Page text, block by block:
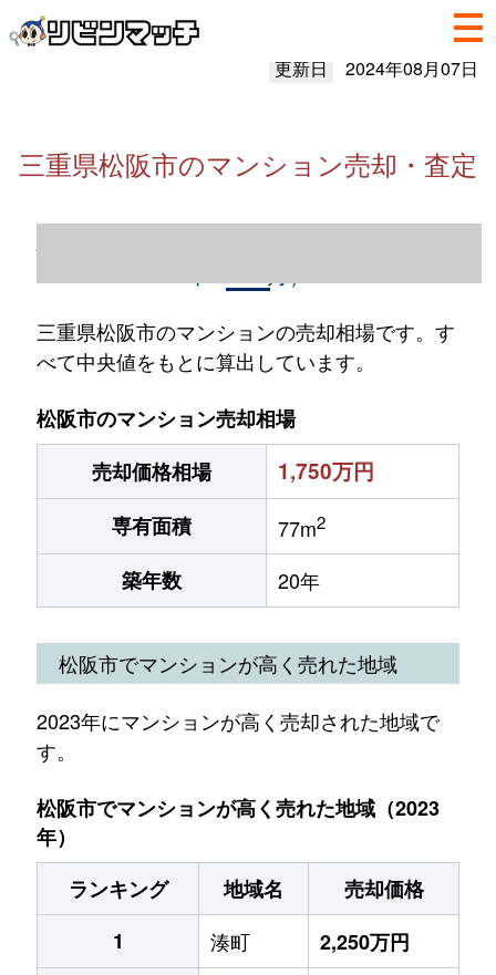
更新日 2024年08月07日
三重県松阪市のマンション売却・査定
三重県松阪市のマンション売却情報（2023
三重県松阪市のマンションの売却相場です。す
べて中央値をもとに算出しています。
松阪市のマンション売却相場
売却価格相場
1,750万円
専有面積 77m2
築年数 20年
松阪市でマンションが高く売れた地域
2023年にマンションが高く売却された地域で
す。
松阪市でマンションが高く売れた地域（2023
年）
ランキング
地域名
売却価格
1
湊町
2,250万円